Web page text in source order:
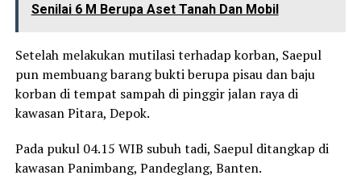
Senilai 6 M Berupa Aset Tanah Dan Mobil
Setelah melakukan mutilasi terhadap korban, Saepul
pun membuang barang bukti berupa pisau dan baju
korban di tempat sampah di pinggir jalan raya di
kawasan Pitara, Depok.
Pada pukul 04.15 WIB subuh tadi, Saepul ditangkap di
kawasan Panimbang, Pandeglang, Banten.